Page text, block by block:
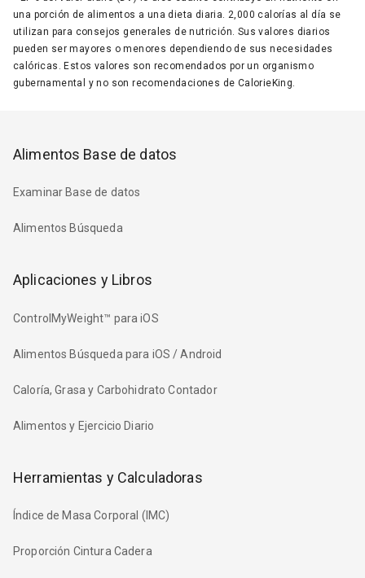
una porción de alimentos a una dieta diaria. 2,000 calorías al día se
utilizan para consejos generales de nutrición. Sus valores diarios
pueden ser mayores o menores dependiendo de sus necesidades
calóricas. Estos valores son recomendados por un organismo
gubernamental y no son recomendaciones de CalorieKing.
Alimentos Base de datos
Examinar Base de datos
Alimentos Búsqueda
Aplicaciones y Libros
ControlMyWeight™ para iOS
Alimentos Búsqueda para iOS / Android
Caloría, Grasa y Carbohidrato Contador
Alimentos y Ejercicio Diario
Herramientas y Calculadoras
Índice de Masa Corporal (IMC)
Proporción Cintura Cadera